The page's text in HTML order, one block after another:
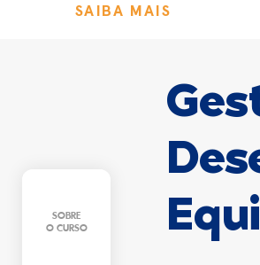
SAIBA MAIS
SOBRE
O CURSO